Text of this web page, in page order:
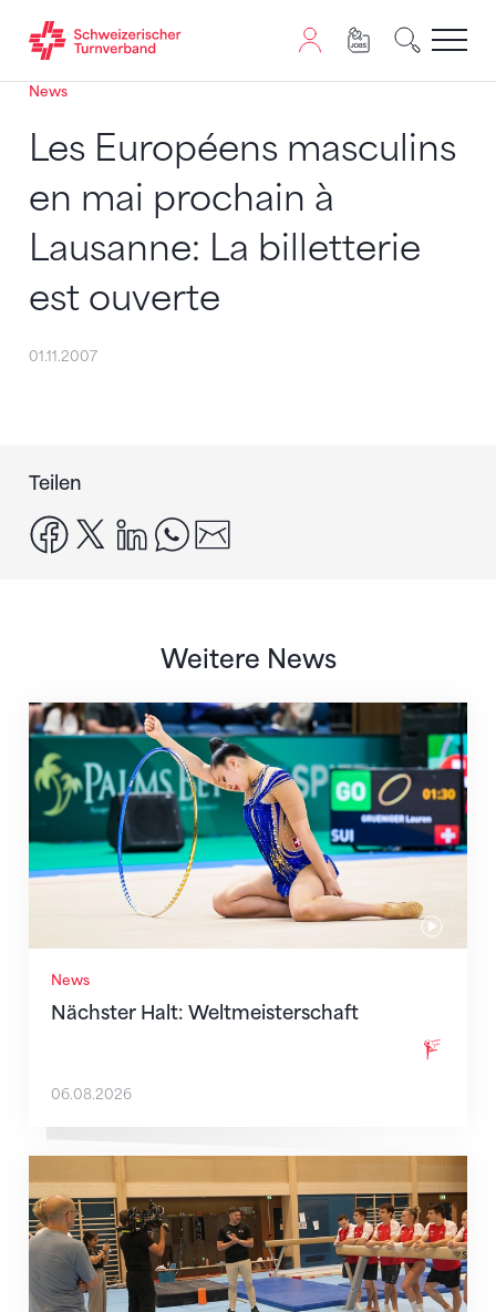
Zum Inhalt springen
Zur Sitemap navigieren
Zum Navigieren dieser Seite wird JavaScript benötigt.
News
Les Européens masculins
en mai prochain à
Lausanne: La billetterie
est ouverte
01.11.2007
Teilen
facebook
x linkedinwhatsapp
Weitere News
News
Nächster Halt: Weltmeisterschaft
Nächster Halt: Weltmeisterschaft
06.08.2026
Mit klaren Zielen nach Zagreb